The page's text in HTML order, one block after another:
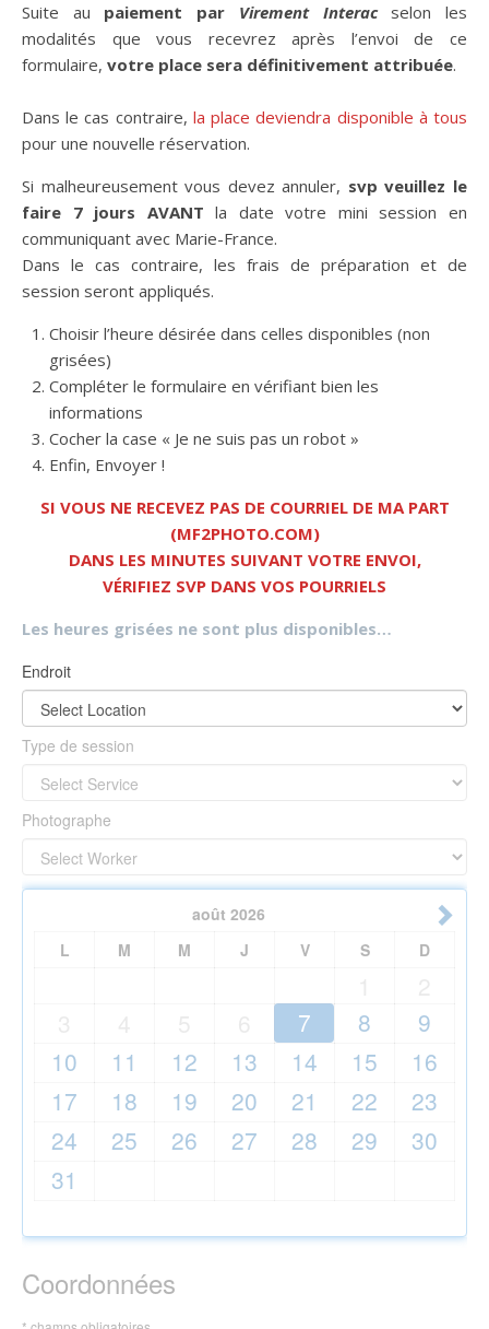
Suite au paiement par Virement Interac
selon les
modalités que vous recevrez après l’envoi de ce
formulaire, votre place sera définitivement attribuée.
Dans le cas contraire, la place deviendra disponible à tous
pour une nouvelle réservation.
Si malheureusement vous devez annuler, svp veuillez le
faire 7 jours AVANT la date votre mini session en
communiquant avec Marie-France.
Dans le cas contraire, les frais de préparation et de
session seront appliqués.
Choisir l’heure désirée dans celles disponibles (non
grisées)
Compléter le formulaire en vérifiant bien les
informations
Cocher la case « Je ne suis pas un robot »
Enfin, Envoyer !
SI VOUS NE RECEVEZ PAS DE COURRIEL DE MA PART
(MF2PHOTO.COM)
DANS LES MINUTES SUIVANT VOTRE ENVOI,
VÉRIFIEZ SVP DANS VOS POURRIELS
Les heures grisées ne sont plus disponibles…
Endroit
Type de session
Photographe
août 2026
L
M M J V S D
7 8
9
10
11 12 13 14 15
16
17
18 19 20 21 22
23
24
25 26 27 28 29
30
31
Coordonnées